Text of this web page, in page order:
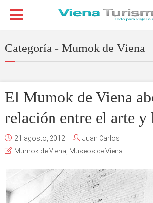
Categoría - Mumok de Viena
El Mumok de Viena
relación entre el arte y
21 agosto, 2012
Juan Carlos
Mumok de Viena Museos de Viena